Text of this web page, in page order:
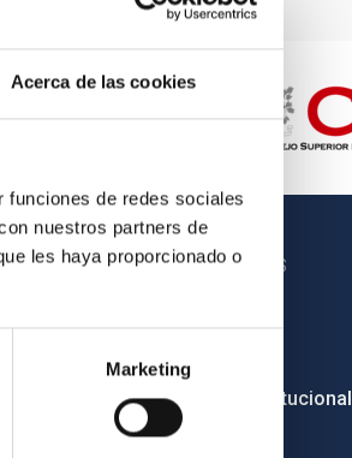
Acerca de las cookies
funciones de redes sociales
nuestros partners de
les haya proporcionado o
Marketing
OTROS ENLACES
Imagen institucional
RSS